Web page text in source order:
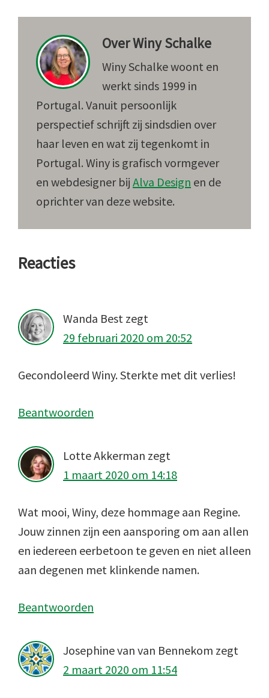
OverWiny Schalke
Winy Schalke woont en
werkt sinds 1999 in
Portugal. Vanuit persoonlijk
perspectief schrijft zij sindsdien over
haar leven en wat zij tegenkomt in
Portugal. Winy is grafisch vormgever
en webdesigner bij Alva Design en de
oprichter van deze website.
Lees
Reacties
Wanda Best zegt
29 februari 2020 om 20:52
Gecondoleerd Winy. Sterkte met dit verlies!
Beantwoorden
Lotte Akkerman zegt
1 maart 2020 om 14:18
Wat mooi, Winy, deze hommage aan Regine.
Jouw zinnen zijn een aansporing om aan allen
en iedereen eerbetoon te geven en niet alleen
aan degenen met klinkende namen.
Beantwoorden
Josephine van van Bennekom zegt
2 maart 2020 om 11:54